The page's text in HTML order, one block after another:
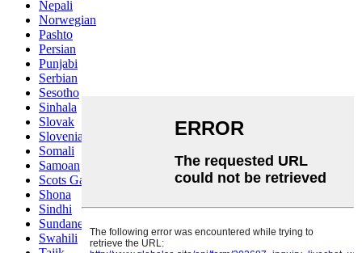
Nepali
Norwegian
Pashto
Persian
Punjabi
Serbian
Sesotho
Sinhala
Slovak
Slovenian
Somali
Samoan
Scots Gaelic
Shona
Sindhi
Sundanese
Swahili